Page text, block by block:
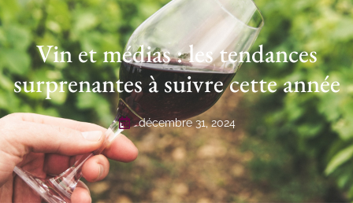
Vin et médias : les tendances
surprenantes à suivre cette année
décembre 31, 2024